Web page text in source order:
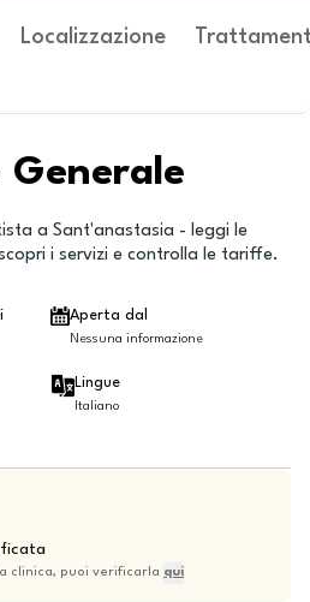
Localizzazione
Generale
a Sant'anastasia - leggi le
i servizi e controlla le tariffe.
Aperta dal
Nessuna informazione
Lingue
Italiano
clinica, puoi verificarla qui